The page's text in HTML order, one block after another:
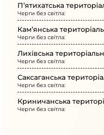
П’ятихатська
Черги без світла:
Кам’янська
Черги без світла:
Лихівська
Черги без світла:
Саксаганська
Черги без світла:
Криничанська
Черги без світла: